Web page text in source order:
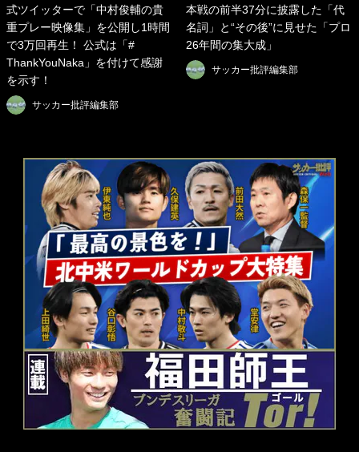
式ツイッターで「中村俊輔の貴
重プレー映像集」を公開し1時間
で3万回再生！ 公式は「#
ThankYouNaka」を付けて感謝
を示す！
サッカー批評編集部
本戦の前半37分に披露した「代
名詞」と“その後”に見せた「プロ
26年間の集大成」
サッカー批評編集部